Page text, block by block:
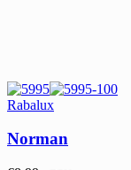
Rabalux
Norman